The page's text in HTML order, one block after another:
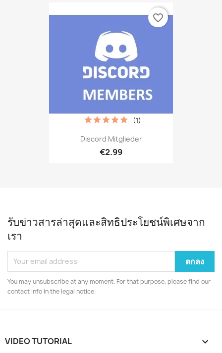
Discord Mitglieder
€2.99
(1)
favorite_border
รับข่าวสารล่าสุดและสิทธิประโยชน์พิเศษจาก
เรา
You may unsubscribe at any moment. For that purpose, please find our
contact info in the legal notice.
VIDEO TUTORIAL 